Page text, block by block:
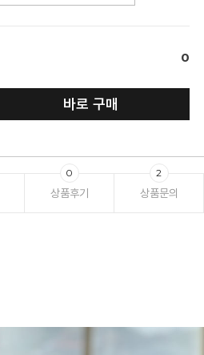
0
바로 구매
상품후기
0
상품문의
2